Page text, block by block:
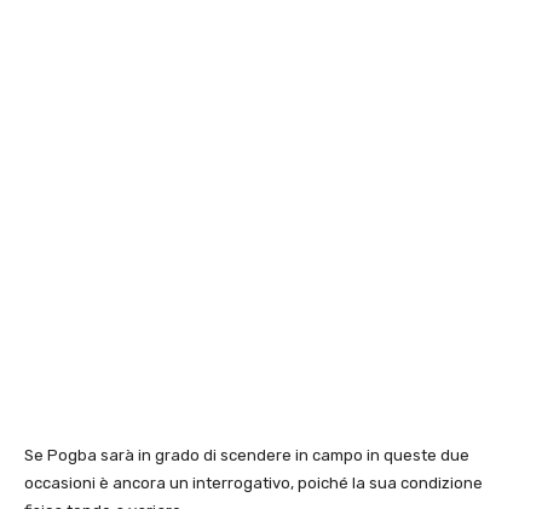
Se Pogba sarà in grado di scendere in campo in queste due
occasioni è ancora un interrogativo, poiché la sua condizione